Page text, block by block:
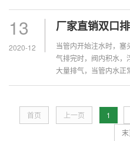
13
2020-12
厂家直销双口
当管内开始注水时，塞
气排完时，阀内积水，
大量排气，当管内水正
首页
上一页 1